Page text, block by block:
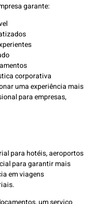
garante:
corporativa
uma experiência mais
para empresas,
para hotéis, aeroportos
para garantir mais
em viagens